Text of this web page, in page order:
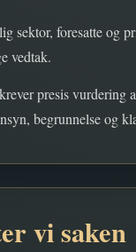
sektor, foresatte og
vedtak.
presis vurdering
begrunnelse og
vi saken